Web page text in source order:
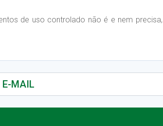
de uso controlado não é e nem precisa,